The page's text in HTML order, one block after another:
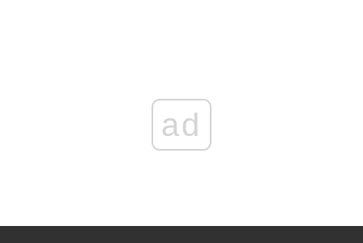
ad